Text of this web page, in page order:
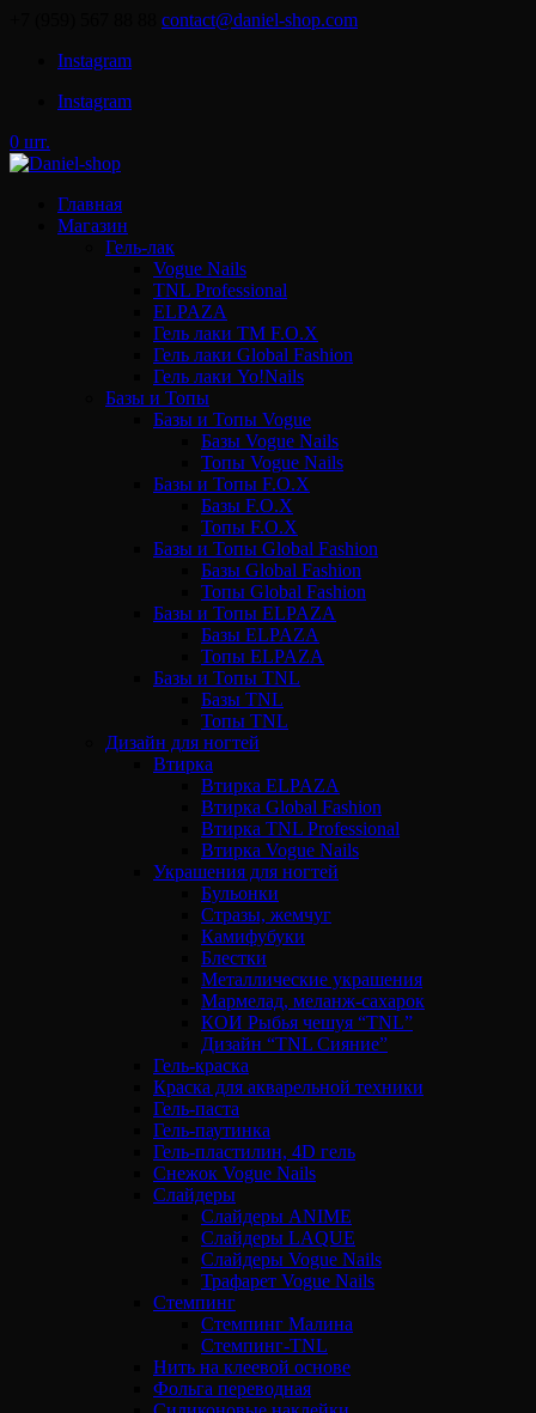
contact@daniel-shop.com
Instagram
Instagram
0 шт.
Главная
Магазин
Гель-лак
Vogue Nails
TNL Professional
ELPAZA
Гель лаки ТМ F.O.X
Гель лаки Global Fashion
Гель лаки Yo!Nails
Базы и Топы
Базы и Топы Vogue
Базы Vogue Nails
Топы Vogue Nails
Базы и Топы F.O.X
Базы F.O.X
Топы F.O.X
Базы и Топы Global Fashion
Базы Global Fashion
Топы Global Fashion
Базы и Топы ELPAZA
Базы ELPAZA
Топы ELPAZA
Базы и Топы TNL
Базы TNL
Топы TNL
Дизайн для ногтей
Втирка
Втирка ELPAZA
Втирка Global Fashion
Втирка TNL Professional
Втирка Vogue Nails
Украшения для ногтей
Бульонки
Стразы, жемчуг
Камифубуки
Блестки
Металлические украшения
Мармелад, меланж-сахарок
КОИ Рыбья чешуя “TNL”
Дизайн “TNL Сияние”
Гель-краска
Краска для акварельной техники
Гель-паста
Гель-паутинка
Гель-пластилин, 4D гель
Снежок Vogue Nails
Слайдеры
Слайдеры ANIME
Слайдеры LAQUE
Слайдеры Vogue Nails
Трафарет Vogue Nails
Стемпинг
Стемпинг Малина
Стемпинг-TNL
Нить на клеевой основе
Фольга переводная